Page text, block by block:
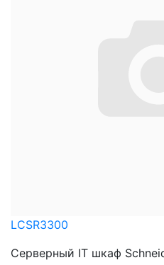
LCSR3300
Серверный IT шкаф